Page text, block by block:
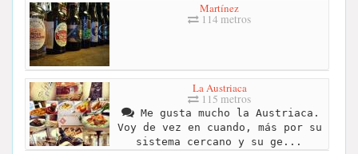
Martínez
114 metros
La Austriaca
115 metros
Me gusta mucho la Austriaca.
Voy de vez en cuando, más por su
sistema cercano y su ge...